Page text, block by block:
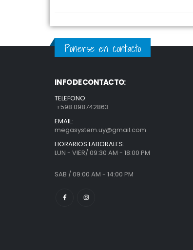
Ponerse en contacto
INFO DE CONTACTO:
TELEFONO:
+598 098742863
EMAIL:
megasystem.uy@gmail.com
HORARIOS LABORALES:
LUN - VIER/ 09:30 AM - 18:00 PM
SAB / 09:00 AM - 14:00 PM